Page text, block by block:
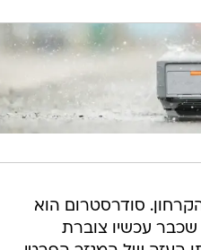
סודרסטרום הוא
עכשיו צוברת